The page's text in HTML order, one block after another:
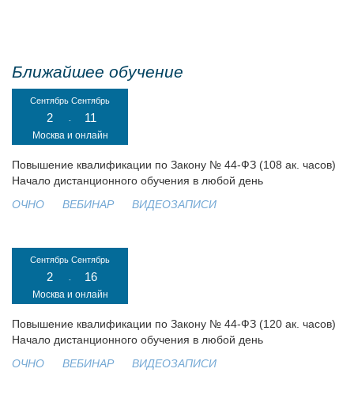
Ближайшее обучение
Сентябрь
2 -
Сентябрь
11
Москва и онлайн
Повышение квалификации по Закону № 44-ФЗ (108 ак. часов)
Начало дистанционного обучения в любой день
ОЧНО
ВЕБИНАР ВИДЕОЗАПИСИ
Сентябрь
2 -
Сентябрь
16
Москва и онлайн
Повышение квалификации по Закону № 44-ФЗ (120 ак. часов)
Начало дистанционного обучения в любой день
ОЧНО
ВЕБИНАР ВИДЕОЗАПИСИ